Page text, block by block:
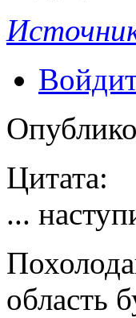
Цитата:
...
область